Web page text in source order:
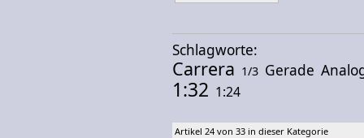
Schlagworte:
Carrera 1/3 Gerade
1:32 1:24
Artikel 24 von 33 in dieser Kategorie